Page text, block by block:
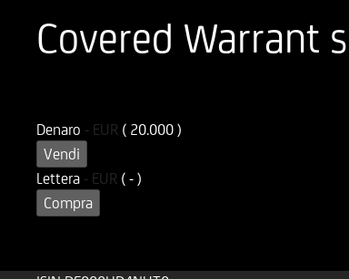
Covered Warrant
Denaro - EUR ( 20.000 )
Vendi
Lettera - EUR ( - )
Compra